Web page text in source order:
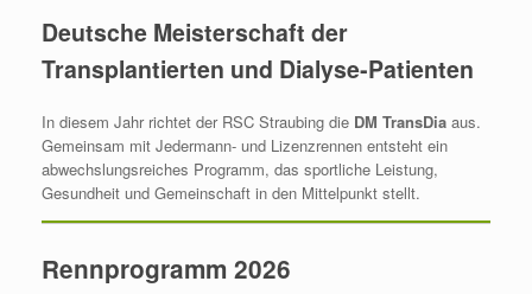
Deutsche Meisterschaft der
Transplantierten und Dialyse‑Patienten
In diesem Jahr richtet der RSC Straubing die DM TransDia aus.
Gemeinsam mit Jedermann‑ und Lizenzrennen entsteht ein
abwechslungsreiches Programm, das sportliche Leistung,
Gesundheit und Gemeinschaft in den Mittelpunkt stellt.
Rennprogramm 2026